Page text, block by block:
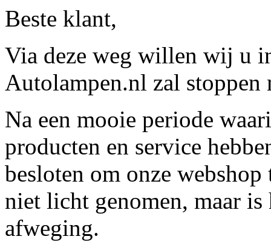
Beste klant,
Via deze weg willen wij u
Autolampen.nl zal stoppen
Na een mooie periode
producten en service
besloten om onze
niet licht genomen, maar
afweging.